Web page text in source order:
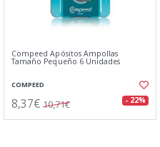
Compeed Apósitos Ampollas
Tamaño Pequeño 6 Unidades
COMPEED
8,37€ 10,71€ - 22%